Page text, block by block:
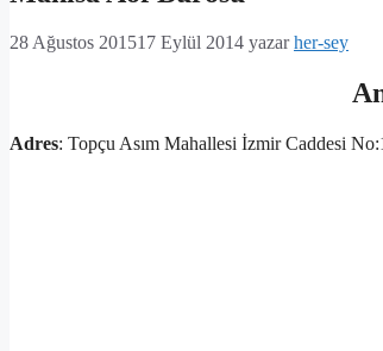
28 Ağustos 201517 Eylül 2014 yazarher-sey
Adres: Topçu Asım Mahallesi İzmir Caddesi